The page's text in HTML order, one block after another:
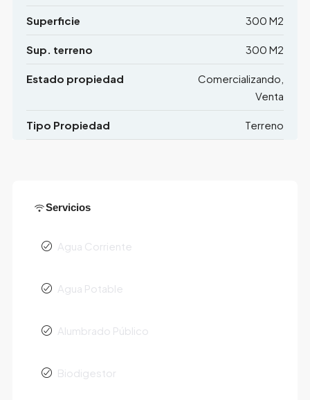
Superficie 300 M2
Sup. terreno 300 M2
Estado propiedad
Comercializando,
Venta
Tipo Propiedad Terreno
Servicios
Agua Corriente
Agua Potable
Alumbrado Público
Biodigestor